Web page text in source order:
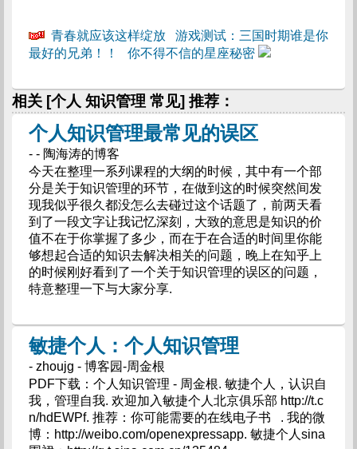
青春就应该这样绽放
游戏测试：三国时期谁是你
最好的兄弟！！
你不得不信的星座秘密
相关 [个人 知识管理 常见] 推荐：
个人知识管理最常见的误区
- - 陶海涛的博客
今天在整理一系列课程的大纲的时候，其中有一个部
分是关于知识管理的环节，在做到这的时候突然间发
现我似乎很久都没怎么去碰过这个话题了，前两天看
到了一段文字让我记忆深刻，大致的意思是知识的价
值不在于你掌握了多少，而在于在合适的时间里你能
够想起合适的知识去解决相关的问题，晚上在知乎上
的时候刚好看到了一个关于知识管理的误区的问题，
特意整理一下与大家分享.
敏捷个人：个人知识管理
- zhoujg - 博客园-周金根
PDF下载：个人知识管理 - 周金根. 敏捷个人，认识自
我，管理自我. 欢迎加入敏捷个人北京俱乐部 http://t.c
n/hdEWPf. 推荐：你可能需要的在线电子书 . 我的微
博：http://weibo.com/openexpressapp. 敏捷个人sina